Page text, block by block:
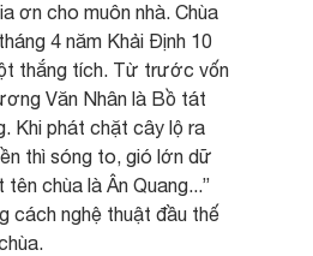
ơn cho muôn nhà. Chùa
4 năm Khải Định 10
thắng tích. Từ trước vốn
Văn Nhân là Bồ tát
Khi phát chặt cây lộ ra
thì sóng to, gió lớn dữ
chùa là Ân Quang...”
cách nghệ thuật đầu thế